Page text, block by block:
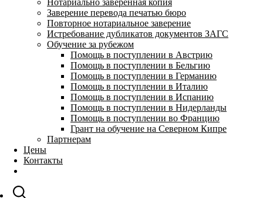
Нотариально заверенная копия
Заверение перевода печатью бюро
Повторное нотариальное заверение
Истребование дубликатов документов ЗАГС
Обучение за рубежом
Помощь в поступлении в Австрию
Помощь в поступлении в Бельгию
Помощь в поступлении в Германию
Помощь в поступлении в Италию
Помощь в поступлении в Испанию
Помощь в поступлении в Нидерланды
Помощь в поступлении во Францию
Грант на обучение на Северном Кипре
Партнерам
Цены
Контакты